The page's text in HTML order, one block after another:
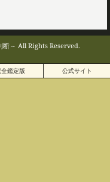
～ All Rights Reserved.
鑑定版 公式サイト